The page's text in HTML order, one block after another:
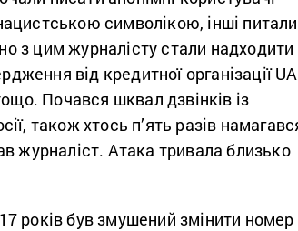
символікою, інші питали
з цим журналісту стали надходити
від кредитної організації
Почався шквал дзвінків із
також хтось п’ять разів
журналіст. Атака тривала близько
років був змушений змінити номер